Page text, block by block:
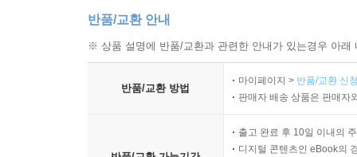
반품/교환 안내
※ 상품 설명에 반품/교환과 관련한 안내가 있는경우 아
반품/교환 방법
마이페이지 > 반품/교환 신
판매자 배송 상품은 판매자
출고 완료 후 10일 이내의
디지털 콘텐츠인 eBook의